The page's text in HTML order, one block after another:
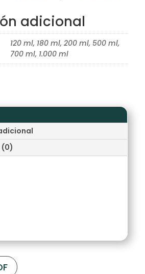
adicional
120 ml, 180 ml, 200 ml, 500 ml,
700 ml, 1.000 ml